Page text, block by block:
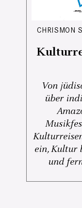
CHRISMON
Von
über
ein, Kultur
und